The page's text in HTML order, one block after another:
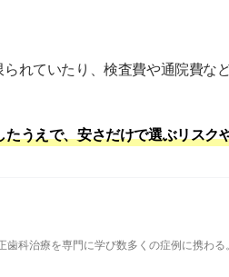
れていたり、検査費や通院費な
うえで、安さだけで選ぶリスク
歯科治療を専門に学び数多くの症例に携わる